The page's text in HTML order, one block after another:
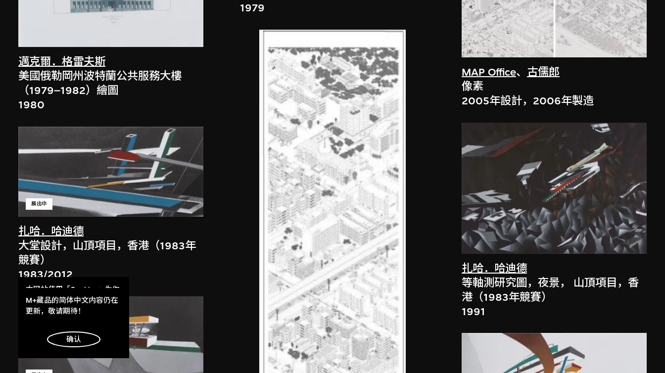
邁克爾．格雷夫斯
美國俄勒岡州波特蘭公共服務大樓
（1979–1982）繪圖
1980
扎哈．哈迪德
展出中
大堂設計，山頂項目，香港（1983年
競賽）
1983/2012
1979
MAP Office、 古儒郎
像素
2005年設計，2006年製造
扎哈．哈迪德
等軸測研究圖，夜景， 山頂項目，香
港（1983年競賽）
1991
本网站使用「Cookies」为你
提供最好的网站体验。
了解更多
明白
M+藏品的简体中文内容仍在
更新，敬请期待！
确认